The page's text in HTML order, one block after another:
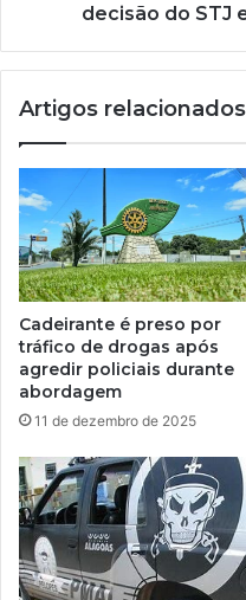
decisão do STJ
Artigos relacionados
Cadeirante é preso por
tráfico de drogas após
agredir policiais durante
abordagem
11 de dezembro de 2025